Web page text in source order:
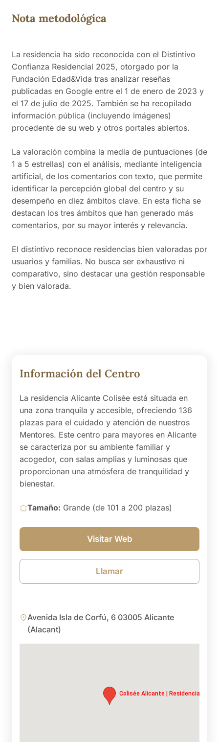
residentes dependientes, así como la necesidad de
Nota metodológica
La residencia ha sido reconocida con el Distintivo
Confianza Residencial 2025, otorgado por la
Fundación Edad&Vida tras analizar reseñas
publicadas en Google entre el 1 de enero de 2023 y
el 17 de julio de 2025. También se ha recopilado
información pública (incluyendo imágenes)
procedente de su web y otros portales abiertos.
La valoración combina la media de puntuaciones (de
1 a 5 estrellas) con el análisis, mediante inteligencia
artificial, de los comentarios con texto, que permite
identificar la percepción global del centro y su
desempeño en diez ámbitos clave. En esta ficha se
destacan los tres ámbitos que han generado más
comentarios, por su mayor interés y relevancia.
El distintivo reconoce residencias bien valoradas por
usuarios y familias. No busca ser exhaustivo ni
comparativo, sino destacar una gestión responsable
y bien valorada.
Información del Centro
La residencia Alicante Colisée está situada en
una zona tranquila y accesible, ofreciendo 136
plazas para el cuidado y atención de nuestros
Mentores. Este centro para mayores en Alicante
se caracteriza por su ambiente familiar y
acogedor, con salas amplias y luminosas que
proporcionan una atmósfera de tranquilidad y
bienestar.
Tamaño: Grande (de 101 a 200 plazas)
Visitar Web
Llamar
Avenida Isla de Corfú, 6 03005 Alicante
(Alacant)
Colisée Alicante | Residencia para